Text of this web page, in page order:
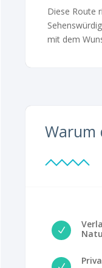
Diese Route
mit dem
Warum
N